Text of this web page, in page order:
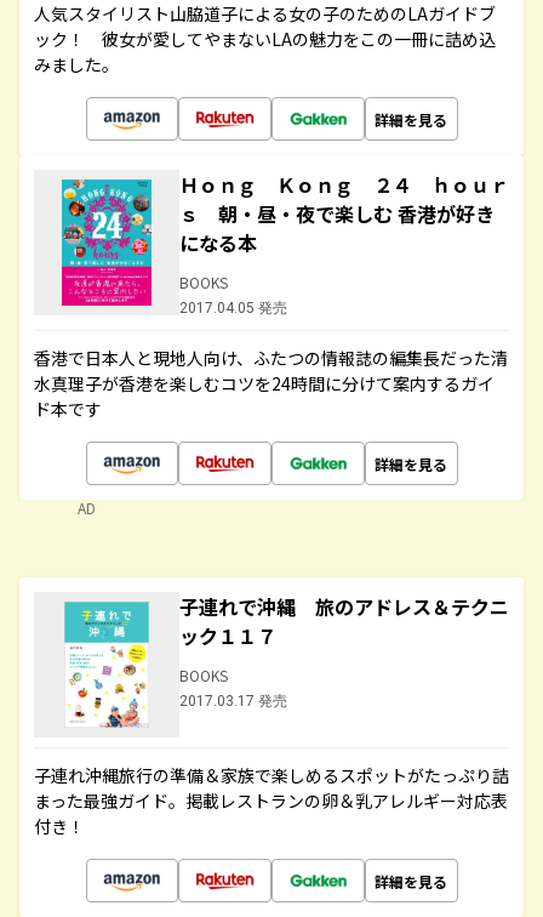
人気スタイリスト山脇道子による女の子のためのLAガイドブ
ック！ 彼女が愛してやまないLAの魅力をこの一冊に詰め込
みました。
詳細を見る
Ｈｏｎｇ Ｋｏｎｇ ２４ ｈｏｕｒ
ｓ 朝・昼・夜で楽しむ 香港が好き
になる本
BOOKS
2017.04.05 発売
香港で日本人と現地人向け、ふたつの情報誌の編集長だった清
水真理子が香港を楽しむコツを24時間に分けて案内するガイ
ド本です
詳細を見る
AD
子連れで沖縄 旅のアドレス＆テクニ
ック１１７
BOOKS
2017.03.17 発売
子連れ沖縄旅行の準備＆家族で楽しめるスポットがたっぷり詰
まった最強ガイド。掲載レストランの卵＆乳アレルギー対応表
付き！
詳細を見る